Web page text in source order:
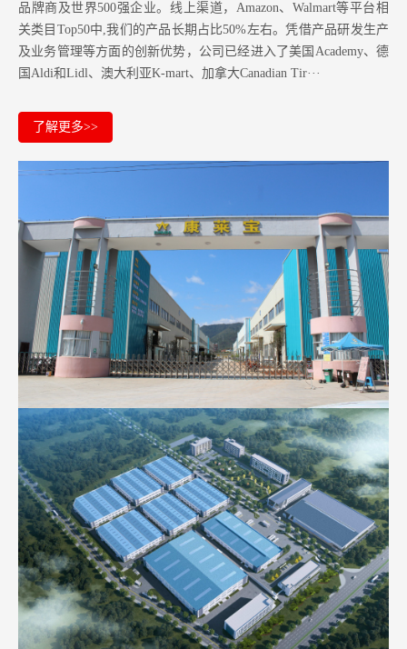
品牌商及世界500强企业。 线上渠道，Amazon、Walmart等平台相
关类目Top50中,我们的产品长期占比50%左右。凭借产品研发生产
及业务管理等方面的创新优势，公司已经进入了美国Academy、德
国Aldi和Lidl、澳大利亚K-mart、加拿大Canadian Tir···
了解更多>>